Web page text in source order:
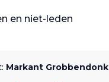
en niet-leden
Markant Grobbendonk